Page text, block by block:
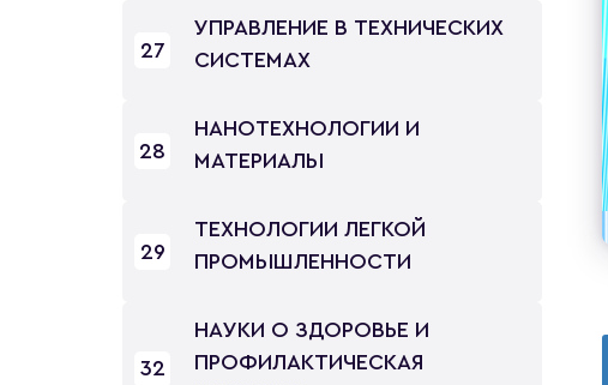
27
УПРАВЛЕНИЕ В ТЕХНИЧЕСКИХ
СИСТЕМАХ
28
НАНОТЕХНОЛОГИИ И
МАТЕРИАЛЫ
29
ТЕХНОЛОГИИ ЛЕГКОЙ
ПРОМЫШЛЕННОСТИ
32
НАУКИ О ЗДОРОВЬЕ И
ПРОФИЛАКТИЧЕСКАЯ